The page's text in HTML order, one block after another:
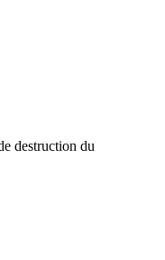
destruction du